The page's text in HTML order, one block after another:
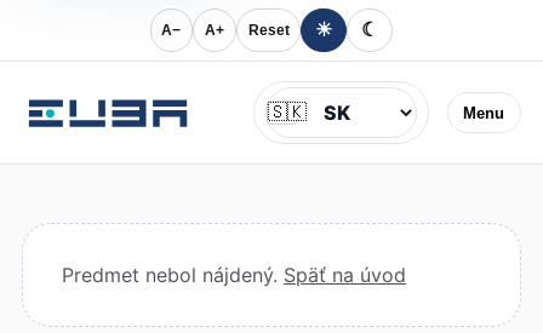
A− A+ Reset ☀ ☾
Menu
Jazyk
🇸🇰
Predmet nebol nájdený. Späť na úvod